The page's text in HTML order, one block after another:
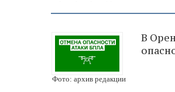
Фото: архив редакции
В